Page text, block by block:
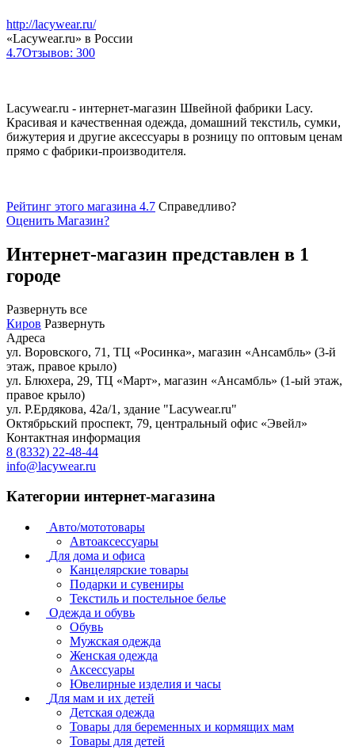
http://lacywear.ru/
«Lacywear.ru» в России
4.7Отзывов: 300
Lacywear.ru - интернет-магазин Швейной фабрики Lacy.
Красивая и качественная одежда, домашний текстиль, сумки,
бижутерия и другие аксессуары в розницу по оптовым ценам
прямо с фабрики-производителя.
Рейтинг этого магазина 4.7 Справедливо?
Оценить Магазин?
Интернет-магазин представлен в 1
городе
Развернуть все
Киров Развернуть
Адреса
ул. Воровского, 71, ТЦ «Росинка», магазин «Ансамбль» (3-й
этаж, правое крыло)
ул. Блюхера, 29, ТЦ «Март», магазин «Ансамбль» (1-ый этаж,
правое крыло)
ул. Р.Ердякова, 42а/1, здание "Lacywear.ru"
Октябрьский проспект, 79, центральный офис «Эвейл»
Контактная информация
8 (8332) 22-48-44
info@lacywear.ru
Категории интернет-магазина
Авто/мототовары
Автоаксессуары
Для дома и офиса
Канцелярские товары
Подарки и сувениры
Текстиль и постельное белье
Одежда и обувь
Обувь
Мужская одежда
Женская одежда
Аксессуары
Ювелирные изделия и часы
Для мам и их детей
Детская одежда
Товары для беременных и кормящих мам
Товары для детей